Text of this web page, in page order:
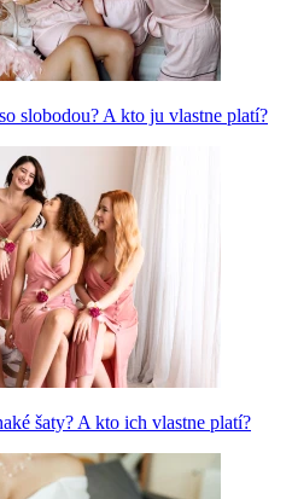
slobodou? A kto ju vlastne platí?
šaty? A kto ich vlastne platí?